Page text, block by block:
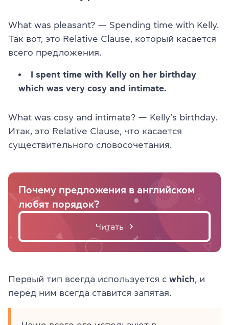
What was pleasant? — Spending time with Kelly.
Так вот, это Relative Clause, который касается
всего предложения.
I spent time with Kelly on her birthday
which was very cosy and intimate.
What was cosy and intimate? — Kelly’s birthday.
Итак, это Relative Clause, что касается
существительного словосочетания.
Почему предложения в английском
любят порядок?
Читать
Первый тип всегда используется с which , и
перед ним всегда ставится запятая.